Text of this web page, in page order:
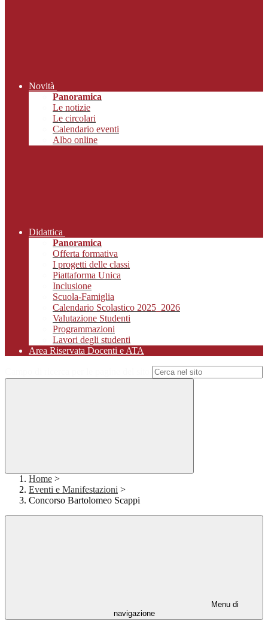
Novità
Panoramica
Le notizie
Le circolari
Calendario eventi
Albo online
Didattica
Panoramica
Offerta formativa
I progetti delle classi
Piattaforma Unica
Inclusione
Scuola-Famiglia
Calendario Scolastico 2025_2026
Valutazione Studenti
Programmazioni
Lavori degli studenti
Area Riservata Docenti e ATA
Home >
Eventi e Manifestazioni >
Concorso Bartolomeo Scappi
Menu di
navigazione